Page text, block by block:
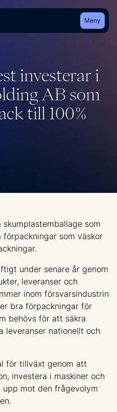
Meny
investerar i
AB som
till 100%
som
som väskor
under senare år genom
leveranser och
inom försvarsindustrin
bra förpackningar för
behövs för att säkra
leveranser nationellt och
för tillväxt genom att
investera i maskiner och
upp mot den frågevolym